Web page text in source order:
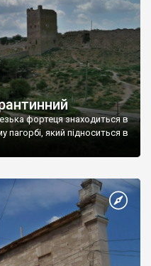
фортеця знаходиться в
пагорбі, який підноситься в